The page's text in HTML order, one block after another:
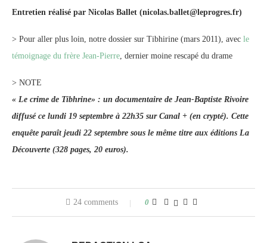
Entretien réalisé par Nicolas Ballet (nicolas.ballet@leprogres.fr)
> Pour aller plus loin, notre dossier sur Tibhirine (mars 2011), avec le
témoignage du frère Jean-Pierre, dernier moine rescapé du drame
> NOTE
« Le crime de Tibhrine» : un documentaire de Jean-Baptiste Rivoire
diffusé ce lundi 19 septembre à 22h35 sur Canal + (en crypté). Cette
enquête paraît jeudi 22 septembre sous le même titre aux éditions La
Découverte (328 pages, 20 euros).
24 comments 0